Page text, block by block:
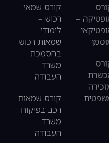
–
קורס שמאי
רכוש –
לימודי
שמאות רכוש
בהסמכת
משרד
העבודה
קורס שמאות
רכב בפיקוח
משרד
העבודה